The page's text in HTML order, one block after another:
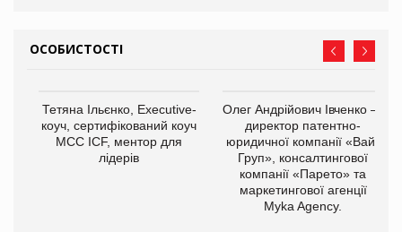
ОСОБИСТОСТІ
Тетяна Ільєнко, Executive-
коуч, сертифікований коуч
МСС ICF, ментор для
лідерів
Олег Андрійович Івченко —
директор патентно-
юридичної компанії «Вайз
Груп», консалтингової
компанії «Парето» та
маркетингової агенції
Myka Agency.